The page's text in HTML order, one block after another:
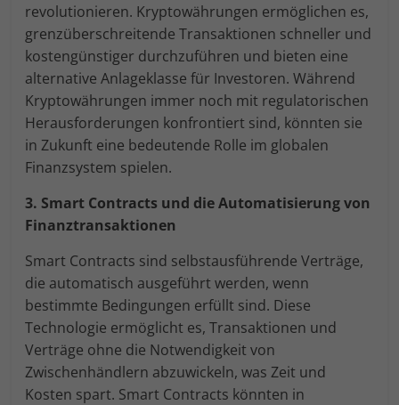
revolutionieren. Kryptowährungen ermöglichen es,
grenzüberschreitende Transaktionen schneller und
kostengünstiger durchzuführen und bieten eine
alternative Anlageklasse für Investoren. Während
Kryptowährungen immer noch mit regulatorischen
Herausforderungen konfrontiert sind, könnten sie
in Zukunft eine bedeutende Rolle im globalen
Finanzsystem spielen.
3. Smart Contracts und die Automatisierung von
Finanztransaktionen
Smart Contracts sind selbstausführende Verträge,
die automatisch ausgeführt werden, wenn
bestimmte Bedingungen erfüllt sind. Diese
Technologie ermöglicht es, Transaktionen und
Verträge ohne die Notwendigkeit von
Zwischenhändlern abzuwickeln, was Zeit und
Kosten spart. Smart Contracts könnten in